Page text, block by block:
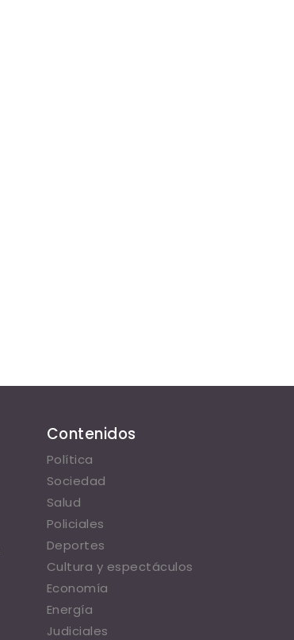
Contenidos
Política
Sociedad
Salud
Policiales
Deportes
Cultura y espectáculos
Economía
Energía
Judiciales